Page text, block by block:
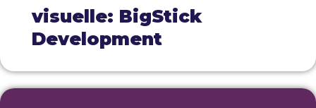
visuelle: BigStick
Development